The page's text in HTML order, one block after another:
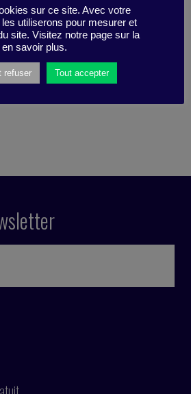
regard porté
sur ce site. Avec votre
utiliserons pour mesurer et
site. Visitez notre page sur la
savoir plus.
refuser Tout accepter